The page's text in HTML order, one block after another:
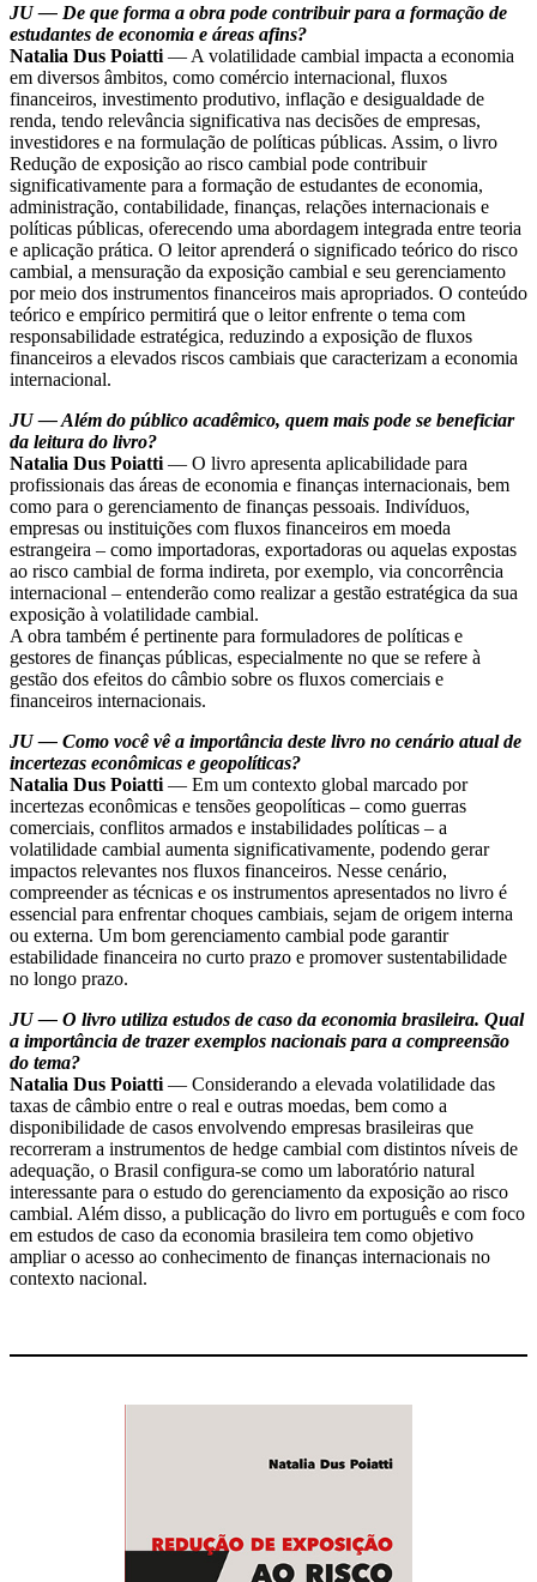
JU — De que forma a obra pode contribuir para a formação de
estudantes de economia e áreas afins?
Natalia Dus Poiatti — A volatilidade cambial impacta a economia
em diversos âmbitos, como comércio internacional, fluxos
financeiros, investimento produtivo, inflação e desigualdade de
renda, tendo relevância significativa nas decisões de empresas,
investidores e na formulação de políticas públicas. Assim, o livro
Redução de exposição ao risco cambial pode contribuir
significativamente para a formação de estudantes de economia,
administração, contabilidade, finanças, relações internacionais e
políticas públicas, oferecendo uma abordagem integrada entre teoria
e aplicação prática. O leitor aprenderá o significado teórico do risco
cambial, a mensuração da exposição cambial e seu gerenciamento
por meio dos instrumentos financeiros mais apropriados. O conteúdo
teórico e empírico permitirá que o leitor enfrente o tema com
responsabilidade estratégica, reduzindo a exposição de fluxos
financeiros a elevados riscos cambiais que caracterizam a economia
internacional.
JU — Além do público acadêmico, quem mais pode se beneficiar
da leitura do livro?
Natalia Dus Poiatti — O livro apresenta aplicabilidade para
profissionais das áreas de economia e finanças internacionais, bem
como para o gerenciamento de finanças pessoais. Indivíduos,
empresas ou instituições com fluxos financeiros em moeda
estrangeira – como importadoras, exportadoras ou aquelas expostas
ao risco cambial de forma indireta, por exemplo, via concorrência
internacional – entenderão como realizar a gestão estratégica da sua
exposição à volatilidade cambial.
A obra também é pertinente para formuladores de políticas e
gestores de finanças públicas, especialmente no que se refere à
gestão dos efeitos do câmbio sobre os fluxos comerciais e
financeiros internacionais.
JU — Como você vê a importância deste livro no cenário atual de
incertezas econômicas e geopolíticas?
Natalia Dus Poiatti — Em um contexto global marcado por
incertezas econômicas e tensões geopolíticas – como guerras
comerciais, conflitos armados e instabilidades políticas – a
volatilidade cambial aumenta significativamente, podendo gerar
impactos relevantes nos fluxos financeiros. Nesse cenário,
compreender as técnicas e os instrumentos apresentados no livro é
essencial para enfrentar choques cambiais, sejam de origem interna
ou externa. Um bom gerenciamento cambial pode garantir
estabilidade financeira no curto prazo e promover sustentabilidade
no longo prazo.
JU — O livro utiliza estudos de caso da economia brasileira. Qual
a importância de trazer exemplos nacionais para a compreensão
do tema?
Natalia Dus Poiatti — Considerando a elevada volatilidade das
taxas de câmbio entre o real e outras moedas, bem como a
disponibilidade de casos envolvendo empresas brasileiras que
recorreram a instrumentos de hedge cambial com distintos níveis de
adequação, o Brasil configura-se como um laboratório natural
interessante para o estudo do gerenciamento da exposição ao risco
cambial. Além disso, a publicação do livro em português e com foco
em estudos de caso da economia brasileira tem como objetivo
ampliar o acesso ao conhecimento de finanças internacionais no
contexto nacional.